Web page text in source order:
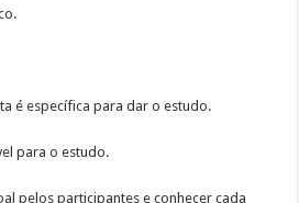
é específica para dar o estudo.
para o estudo.
pelos participantes e conhecer cada